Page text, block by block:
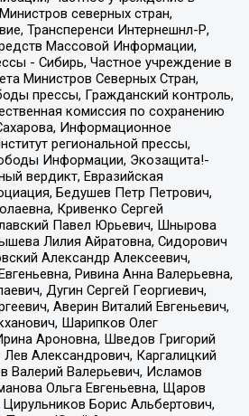
северных стран,
Трансперенси Интернешнл-Р,
Массовой Информации,
- Сибирь, Частное учреждение в
Министров Северных Стран,
прессы, Гражданский контроль,
комиссия по сохранению
Информационное
региональной прессы,
Информации, Экозащита!-
вердикт, Евразийская
Бедушев Петр Петрович,
Кривенко Сергей
Павел Юрьевич, Шнырова
Лилия Айратовна, Сидорович
Александр Алексеевич,
Ривина Анна Валерьевна,
Дугин Сергей Георгиевич,
Аверин Виталий Евгеньевич,
Шарипков Олег
Ароновна, Шведов Григорий
Александрович, Каргалицкий
Валерий Валерьевич, Исламов
Ольга Евгеньевна, Щаров
Борис Альбертович,